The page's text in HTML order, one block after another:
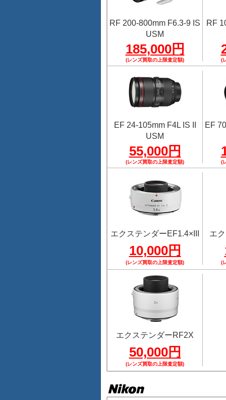
RF 200-800mm F6.3-9 IS
USM
185,000円
(レンズ買取の上限査定額)
RF
(
EF 24-105mm F4L IS II
USM
55,000円
(レンズ買取の上限査定額)
EF
(
エクステンダーEF1.4×III
10,000円
(レンズ買取の上限査定額)
エ
(
エクステンダーRF2X
50,000円
(レンズ買取の上限査定額)